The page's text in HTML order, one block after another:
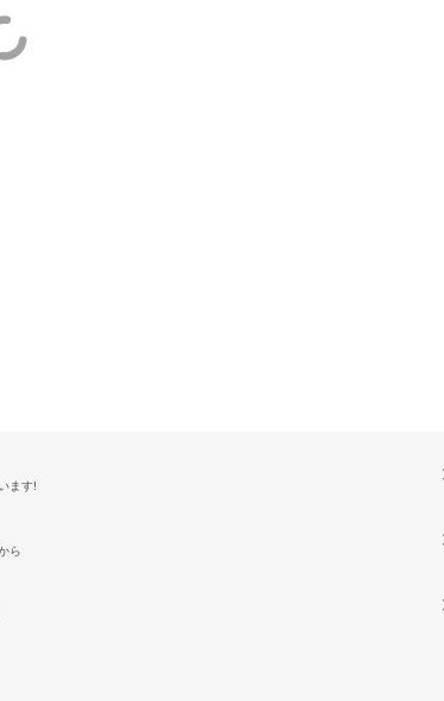
ます!
ら